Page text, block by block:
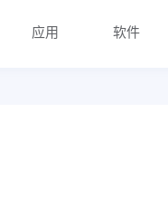
应用 软件